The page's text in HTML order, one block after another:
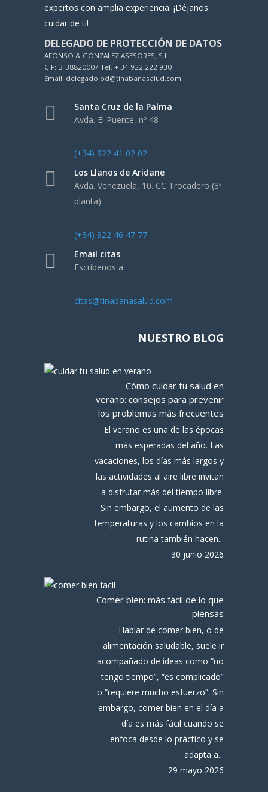
expertos con amplia experiencia. ¡Déjanos
cuidar de ti!
DELEGADO DE PROTECCIÓN DE DATOS
AFONSO & GONZALEZ ASESORES, S.L.
CIF: B-38820007 Tel. + 34 922 222 930
Email: delegado.pd@tinabanasalud.com
Santa Cruz de la Palma
Avda. El Puente, nº 48
(+34) 922 41 02 02
Los Llanos de Aridane
Avda. Venezuela, 10. CC Trocadero (3ª
planta)
(+34) 922 46 47 77
Email citas
Escríbenos a
citas@tinabanasalud.com
NUESTRO BLOG
Cómo cuidar tu salud en
verano: consejos para prevenir
los problemas más frecuentes
El verano es una de las épocas
más esperadas del año. Las
vacaciones, los días más largos y
las actividades al aire libre invitan
a disfrutar más del tiempo libre.
Sin embargo, el aumento de las
temperaturas y los cambios en la
rutina también hacen...
30 junio 2026
Comer bien: más fácil de lo que
piensas
Hablar de comer bien, o de
alimentación saludable, suele ir
acompañado de ideas como “no
tengo tiempo”, “es complicado”
o “requiere mucho esfuerzo”. Sin
embargo, comer bien en el día a
día es más fácil cuando se
enfoca desde lo práctico y se
adapta a...
29 mayo 2026